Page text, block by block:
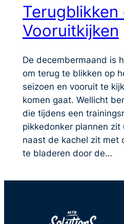
Terugblikken
Vooruitkijken
De decembermaand is
om terug te blikken op
seizoen en vooruit te
komen gaat. Wellicht
die tijdens een
pikkedonker plannen
naast de kachel zit met
te bladeren door de…